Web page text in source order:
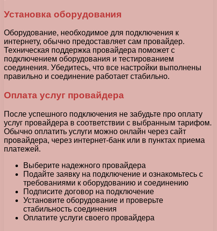
Установка оборудования
Оборудование, необходимое для подключения к
интернету, обычно предоставляет сам провайдер.
Техническая поддержка провайдера поможет с
подключением оборудования и тестированием
соединения. Убедитесь, что все настройки выполнены
правильно и соединение работает стабильно.
Оплата услуг провайдера
После успешного подключения не забудьте про оплату
услуг провайдера в соответствии с выбранным тарифом.
Обычно оплатить услуги можно онлайн через сайт
провайдера, через интернет-банк или в пунктах приема
платежей.
Выберите надежного провайдера
Подайте заявку на подключение и ознакомьтесь с
требованиями к оборудованию и соединению
Подписите договор на подключение
Установите оборудование и проверьте
стабильность соединения
Оплатите услуги своего провайдера